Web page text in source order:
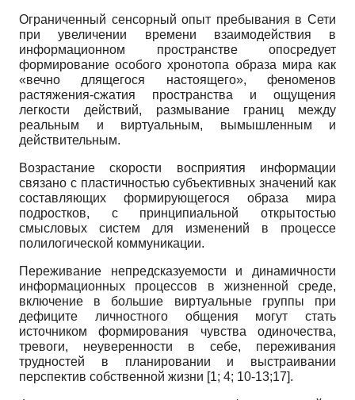
Ограниченный сенсорный опыт пребывания в Сети
при увеличении времени взаимодействия в
информационном пространстве опосредует
формирование особого хронотопа образа мира как
«вечно длящегося настоящего», феноменов
растяжения-сжатия пространства и ощущения
легкости действий, размывание границ между
реальным и виртуальным, вымышленным и
действительным.
Возрастание скорости восприятия информации
связано с пластичностью субъективных значений как
составляющих формирующегося образа мира
подростков, с принципиальной открытостью
смысловых систем для изменений в процессе
полилогической коммуникации.
Переживание непредсказуемости и динамичности
информационных процессов в жизненной среде,
включение в большие виртуальные группы при
дефиците личностного общения могут стать
источником формирования чувства одиночества,
тревоги, неуверенности в себе, переживания
трудностей в планировании и выстраивании
перспектив собственной жизни [1; 4; 10-13;17].